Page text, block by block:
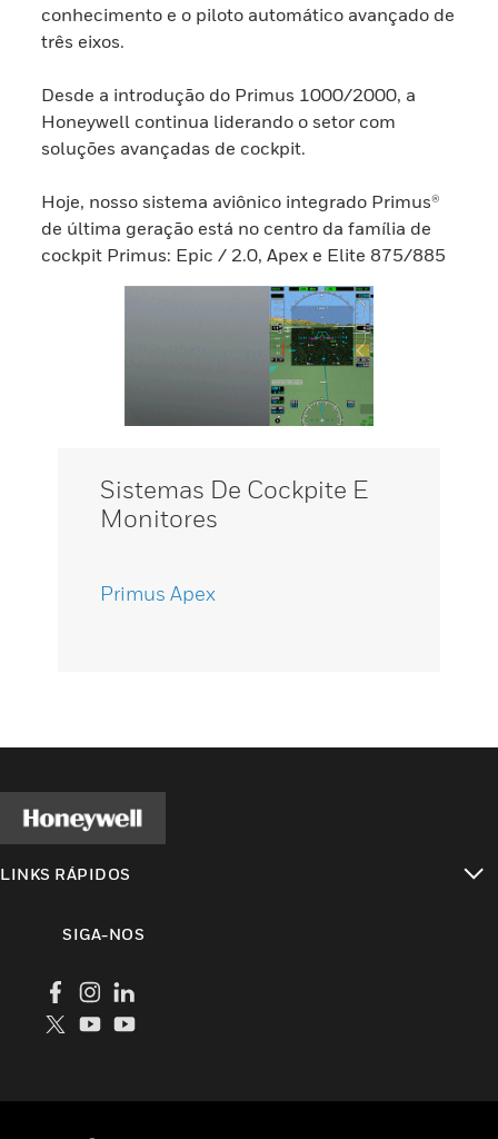
conhecimento e o piloto automático avançado de
três eixos.
Desde a introdução do Primus 1000/2000, a
Honeywell continua liderando o setor com
soluções avançadas de cockpit.
Hoje, nosso sistema aviônico integrado Primus®
de última geração está no centro da família de
cockpit Primus: Epic / 2.0, Apex e Elite 875/885
Sistemas De Cockpite E
Monitores
Primus Apex
LINKS RÁPIDOS
SIGA-NOS